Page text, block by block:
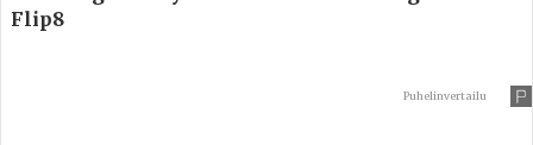
Flip8
Puhelinvertailu